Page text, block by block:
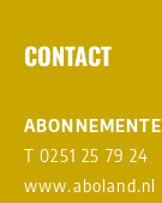
CONTACT
T 0251 25 79 24
www.aboland.nl